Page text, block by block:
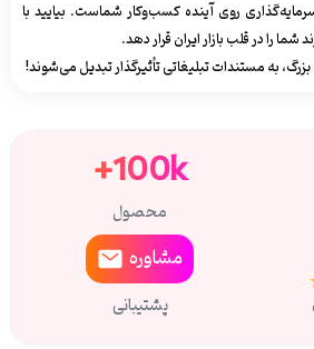
روی آینده کسب‌وکار شماست. بیایید با
را در قلب بازار ایران قرار دهد.
به مستندات تبلیغاتی تأثیرگذار تبدیل می‌شوند!
100k+
محصول
مشاوره
پشتیبانی